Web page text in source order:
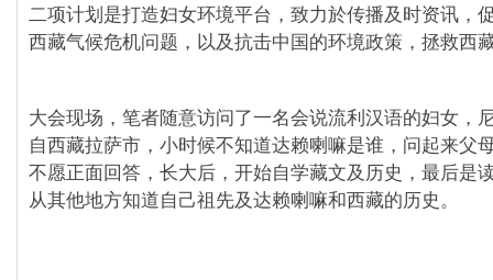
二项计划是打造妇女环境平台，致力於传播及时资讯，
西藏气候危机问题，以及抗击中国的环境政策，拯救西
大会现场，笔者随意访问了一名会说流利汉语的妇女，
自西藏拉萨市，小时候不知道达赖喇嘛是谁，问起来父
不愿正面回答，长大后，开始自学藏文及历史，最后是
从其他地方知道自己祖先及达赖喇嘛和西藏的历史。